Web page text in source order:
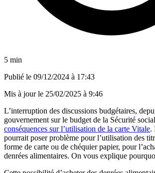
5 min
Publié le 09/12/2024 à 17:43
Mis à jour le 25/02/2025 à 9:46
L’interruption des discussions budgétaires,
gouvernement sur le budget de la Sécurité
conséquences sur l’utilisation de la carte Vitale.
pourrait poser problème pour l’utilisation des
forme de carte ou de chéquier papier, pour
denrées alimentaires. On vous explique